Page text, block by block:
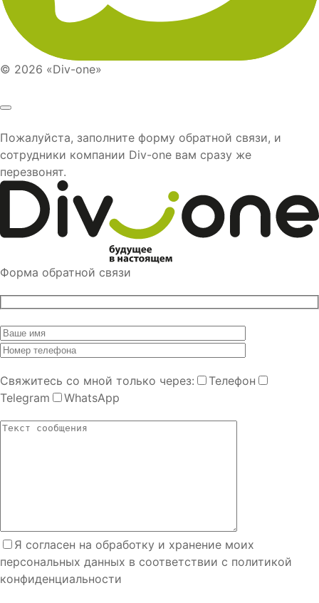
© 2026 «Div-one»
Пожалуйста, заполните форму обратной связи, и
сотрудники компании Div-one вам сразу же
перезвонят.
Форма обратной связи
Cвяжитесь со мной только через:
Телефон
Telegram
WhatsApp
Я согласен на обработку и хранение моих
персональных данных в соответствии с политикой
конфиденциальности